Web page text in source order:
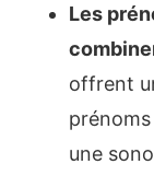
Les
offrent
une